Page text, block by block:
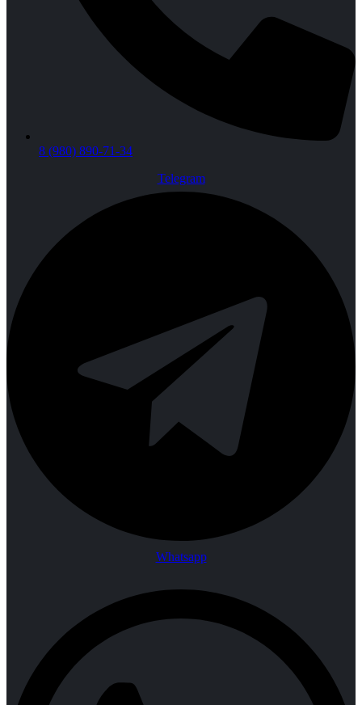
8 (980) 890-71-34
Telegram
Whatsapp